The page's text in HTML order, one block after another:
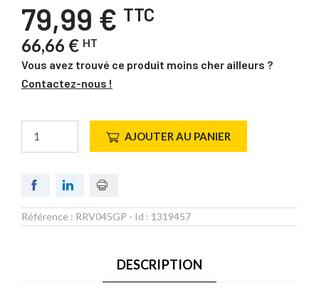
79,99 € TTC
66,66 € HT
Vous avez trouvé ce produit moins cher ailleurs ?
Contactez-nous !
AJOUTER AU PANIER
Référence : RRV045GP - Id : 1319457
DESCRIPTION